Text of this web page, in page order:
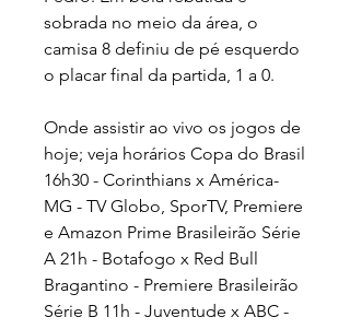
sobrada no meio da área, o
camisa 8 definiu de pé esquerdo
o placar final da partida, 1 a 0.
Onde assistir ao vivo os jogos de
hoje; veja horários Copa do Brasil
16h30 - Corinthians x América-
MG - TV Globo, SporTV, Premiere
e Amazon Prime Brasileirão Série
A 21h - Botafogo x Red Bull
Bragantino - Premiere Brasileirão
Série B 11h - Juventude x ABC -